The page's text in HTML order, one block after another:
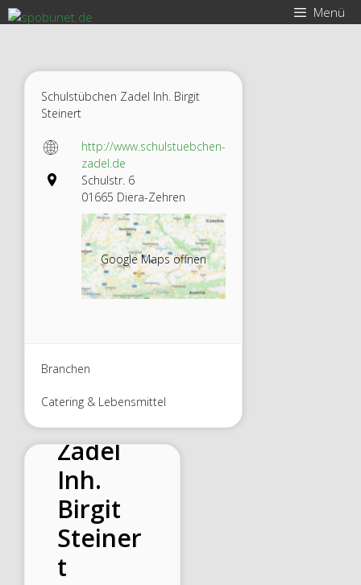
Zum
Inhalt
Menü
Schulstübchen Zadel Inh. Birgit
Steinert
http://www.schulstuebchen-
zadel.de
Schulstr. 6
01665 Diera-Zehren
Google Maps öffnen
Branchen
Catering & Lebensmittel
Schulst
übchen
Zadel
Inh.
Birgit
Steiner
t